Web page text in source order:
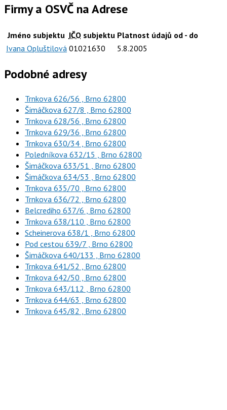
Firmy a OSVČ na Adrese
Jméno subjektu IČOsubjektu Platnost údajů od - do
Ivana Opluštilová 01021630 5.8.2005
Podobné adresy
Trnkova 626/56 , Brno 62800
Šimáčkova 627/8 , Brno 62800
Trnkova 628/56 , Brno 62800
Trnkova 629/36 , Brno 62800
Trnkova 630/34 , Brno 62800
Poledníkova 632/15 , Brno 62800
Šimáčkova 633/51 , Brno 62800
Šimáčkova 634/53 , Brno 62800
Trnkova 635/70 , Brno 62800
Trnkova 636/72 , Brno 62800
Belcrediho 637/6 , Brno 62800
Trnkova 638/110 , Brno 62800
Scheinerova 638/1 , Brno 62800
Pod cestou 639/7 , Brno 62800
Šimáčkova 640/133 , Brno 62800
Trnkova 641/52 , Brno 62800
Trnkova 642/50 , Brno 62800
Trnkova 643/112 , Brno 62800
Trnkova 644/63 , Brno 62800
Trnkova 645/82 , Brno 62800